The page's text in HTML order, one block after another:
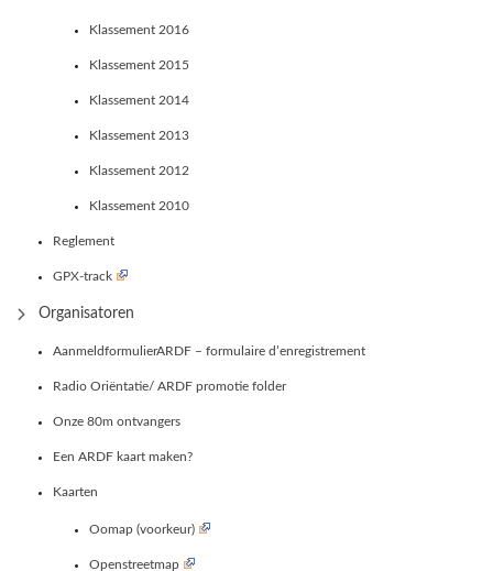
Klassement 2016
Klassement 2015
Klassement 2014
Klassement 2013
Klassement 2012
Klassement 2010
Reglement
GPX-track
Organisatoren
AanmeldformulierARDF – formulaire d’enregistrement
Radio Oriëntatie/ ARDF promotie folder
Onze 80m ontvangers
Een ARDF kaart maken?
Kaarten
Oomap (voorkeur)
Openstreetmap